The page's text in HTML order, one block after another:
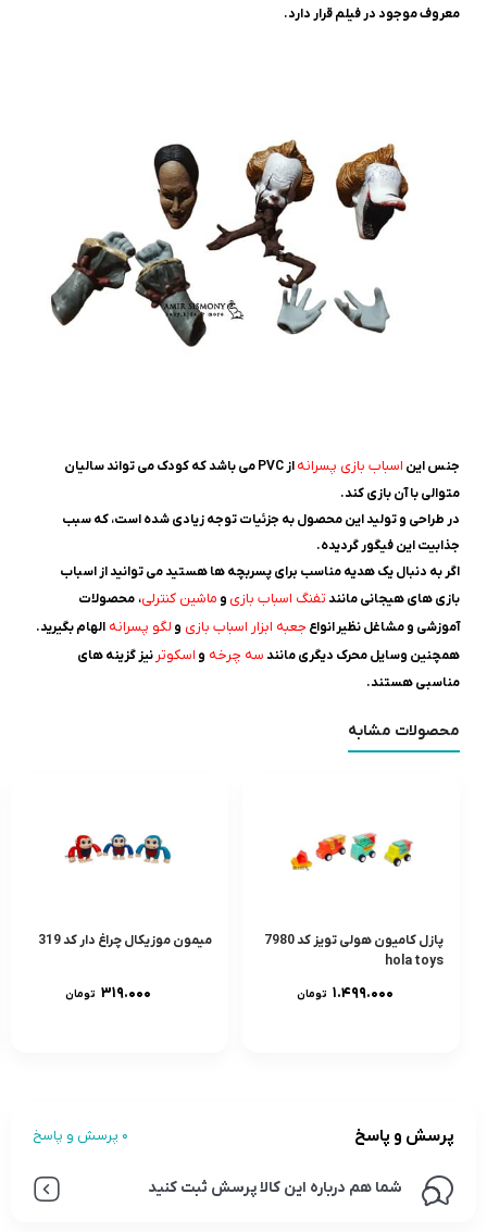
معروف موجود در فیلم قرار دارد.
جنس این اسباب بازی پسرانه
از PVC می باشد که کودک می تواند سالیان
متوالی با آن بازی کند.
در طراحی و تولید این محصول به جزئیات توجه زیادی شده است، که سبب
جذابیت این فیگور گردیده.
اگر به دنبال یک هدیه مناسب برای پسربچه ها هستید می توانید از اسباب
بازی های هیجانی مانندتفنگ اسباب بازی و ماشین کنترلی، محصولات
آموزشی و مشاغل نظیر انواع جعبه ابزار اسباب بازی و لگو پسرانه الهام بگیرید.
همچنین وسایل محرک دیگری مانندسه چرخه و اسکوتر نیز گزینه های
مناسبی هستند.
محصولات مشابه
پازل کامیون هولی تویز کد 7980
hola toys
۱.۴۹۹.۰۰۰ تومان
میمون موزیکال چراغ دار کد 319
۳۱۹.۰۰۰ تومان
پرسش و پاسخ 0 پرسش و پاسخ
شما هم درباره این کالا پرسش ثبت کنید